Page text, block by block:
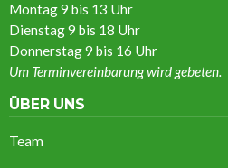
Montag 9 bis 13 Uhr
Dienstag 9 bis 18 Uhr
Donnerstag 9 bis 16 Uhr
Um Terminvereinbarung wird gebeten.
ÜBER UNS
Team